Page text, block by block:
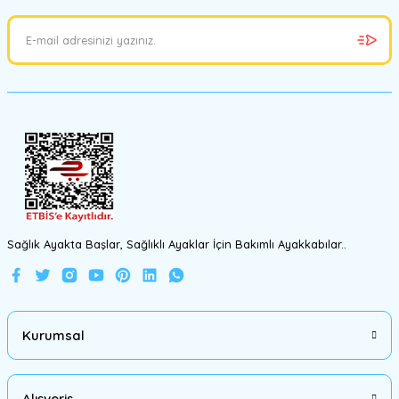
Gönder
Metal Yün Fırça Topu 5 Adet
%20
Sağlık Ayakta Başlar, Sağlıklı Ayaklar İçin Bakımlı Ayakkabılar..
Kurumsal